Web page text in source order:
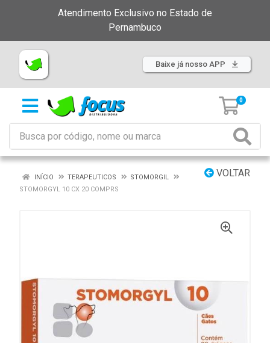
Atendimento Exclusivo no Estado de
Pernambuco
Baixe já nosso APP
0
VOLTAR
INÍCIO TERAPEUTICOS
STOMORGIL
STOMORGYL 10 CX 20 COMPRS